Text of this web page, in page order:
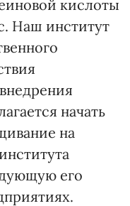
кислоты
Наш институт
начать
на
его